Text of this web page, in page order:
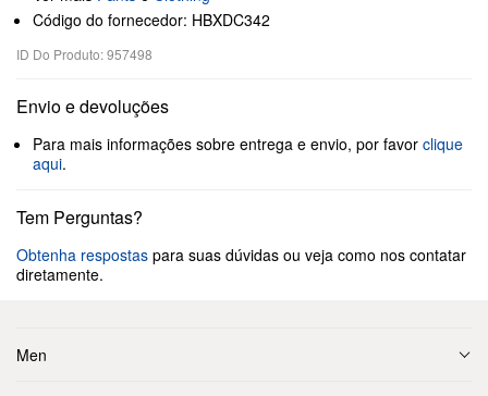
Código do fornecedor: HBXDC342
ID Do Produto: 957498
Envio e devoluções
Para mais informações sobre entrega e envio, por favor clique
aqui.
Tem Perguntas?
Obtenha respostas para suas dúvidas ou veja como nos contatar
diretamente.
Men